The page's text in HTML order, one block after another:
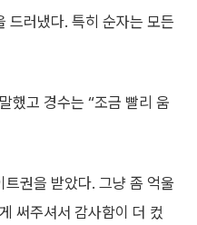
드러냈다. 특히 순자는 모든
했고 경수는 “조금 빨리 움
권을 받았다. 그냥 좀 억울
써주셔서 감사함이 더 컸